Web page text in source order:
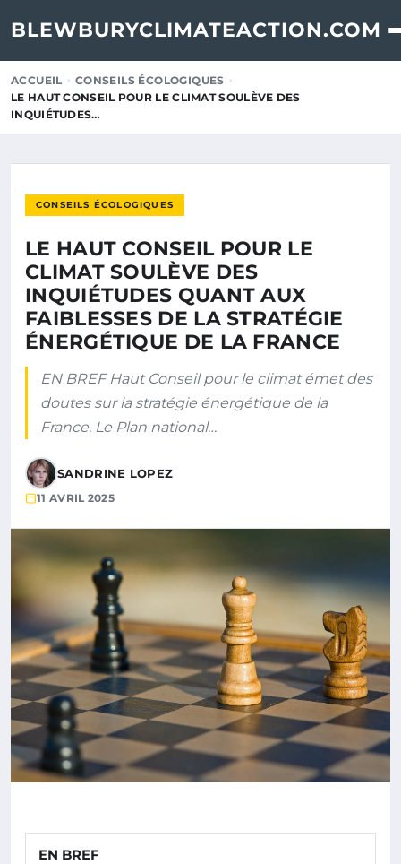
BLEWBURYCLIMATEACTION.COM
ACCUEIL
CONSEILS ÉCOLOGIQUES
LE HAUT CONSEIL POUR LE CLIMAT SOULÈVE DES
INQUIÉTUDES…
CONSEILS ÉCOLOGIQUES
LE HAUT CONSEIL POUR LE
CLIMAT SOULÈVE DES
INQUIÉTUDES QUANT AUX
FAIBLESSES DE LA STRATÉGIE
ÉNERGÉTIQUE DE LA FRANCE
EN BREF Haut Conseil pour le climat émet des
doutes sur la stratégie énergétique de la
France. Le Plan national…
SANDRINE LOPEZ
11 AVRIL 2025
EN BREF